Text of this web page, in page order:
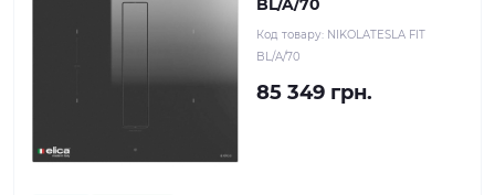
BL/A/70
Код товару: NIKOLATESLA FIT
BL/A/70
85 349 грн.